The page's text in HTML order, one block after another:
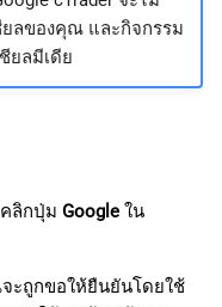
ลของคุณ และกิจกรรม
ยลมีเดีย
ลิกปุ่ม Google ใน
ะถูกขอให้ยืนยันโดยใช้